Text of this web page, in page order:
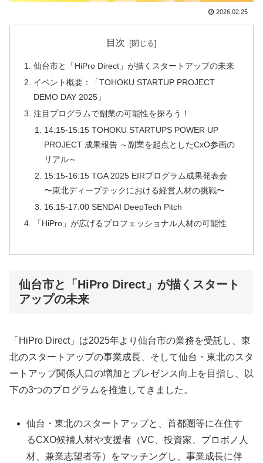
2026.02.25
目次
仙台市と「HiPro Direct」が描くスタートアップの未来
イベント概要：「TOHOKU STARTUP PROJECT
DEMO DAY 2025」
注目プログラムで副業の可能性を探ろう！
14:15-15:15 TOHOKU STARTUPS POWER UP
PROJECT 成果報告 ～副業を起点としたCxO参画の
リアル～
15:15-16:15 TGA 2025 EIRプログラム成果発表会
〜東北ディープテックにおける経営人材の挑戦〜
16:15-17:00 SENDAI DeepTech Pitch
「HiPro」が広げるプロフェッショナル人材の可能性
仙台市と「HiPro Direct」が描くスタート
アップの未来
「HiPro Direct」は2025年より仙台市の業務を受託し、東
北のスタートアップの事業成長、そして仙台・東北のスタ
ートアップ関係人口の増加とプレゼンス向上を目指し、以
下の3つのプログラムを推進してきました。
仙台・東北のスタートアップと、首都圏等に在住す
るCXO候補人材や支援者（VC、投資家、プロボノ人
材、兼業志望者等）をマッチングし、事業成長に伴